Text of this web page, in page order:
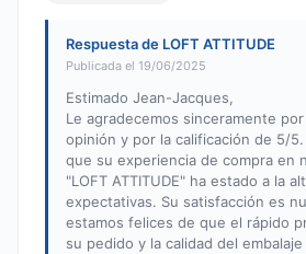
Respuesta de LOFT ATTITUDE
Publicada el 19/06/2025
Estimado Jean-Jacques,
Le agradecemos sinceramente
opinión y por la calificación de 5/
que su experiencia de compra en
"LOFT ATTITUDE" ha estado a la
expectativas. Su satisfacción es
estamos felices de que el rápido
su pedido y la calidad del embalaje